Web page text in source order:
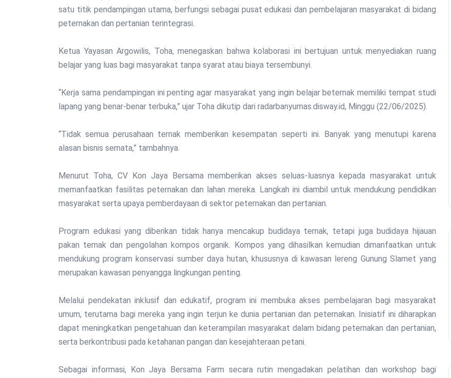
satu titik pendampingan utama, berfungsi sebagai pusat edukasi dan pembelajaran masyarakat di bidang
peternakan dan pertanian terintegrasi.
Ketua Yayasan Argowilis, Toha, menegaskan bahwa kolaborasi ini bertujuan untuk menyediakan ruang
belajar yang luas bagi masyarakat tanpa syarat atau biaya tersembunyi.
“Kerja sama pendampingan ini penting agar masyarakat yang ingin belajar beternak memiliki tempat studi
lapang yang benar-benar terbuka,” ujar Toha dikutip dari radarbanyumas.disway.id, Minggu (22/06/2025).
“Tidak semua perusahaan ternak memberikan kesempatan seperti ini. Banyak yang menutupi karena
alasan bisnis semata,” tambahnya.
Menurut Toha, CV Kon Jaya Bersama memberikan akses seluas-luasnya kepada masyarakat untuk
memanfaatkan fasilitas peternakan dan lahan mereka. Langkah ini diambil untuk mendukung pendidikan
masyarakat serta upaya pemberdayaan di sektor peternakan dan pertanian.
Program edukasi yang diberikan tidak hanya mencakup budidaya ternak, tetapi juga budidaya hijauan
pakan ternak dan pengolahan kompos organik. Kompos yang dihasilkan kemudian dimanfaatkan untuk
mendukung program konservasi sumber daya hutan, khususnya di kawasan lereng Gunung Slamet yang
merupakan kawasan penyangga lingkungan penting.
Melalui pendekatan inklusif dan edukatif, program ini membuka akses pembelajaran bagi masyarakat
umum, terutama bagi mereka yang ingin terjun ke dunia pertanian dan peternakan. Inisiatif ini diharapkan
dapat meningkatkan pengetahuan dan keterampilan masyarakat dalam bidang peternakan dan pertanian,
serta berkontribusi pada ketahanan pangan dan kesejahteraan petani.
Sebagai informasi, Kon Jaya Bersama Farm secara rutin mengadakan pelatihan dan workshop bagi